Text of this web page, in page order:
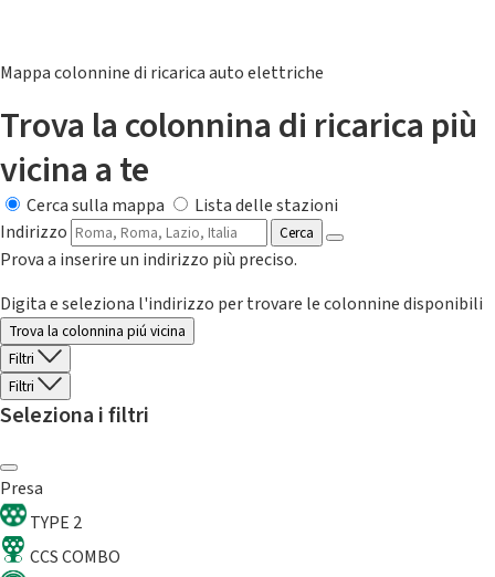
Mappa colonnine di ricarica auto elettriche
Trova la colonnina di ricarica più
vicina a te
Cerca sulla mappa
Lista delle stazioni
Indirizzo
Cerca
Prova a inserire un indirizzo più preciso.
Digita e seleziona l'indirizzo per trovare le colonnine disponibili
Trova la colonnina piú vicina
Filtri
Filtri
Seleziona i filtri
Presa
TYPE 2
CCS COMBO